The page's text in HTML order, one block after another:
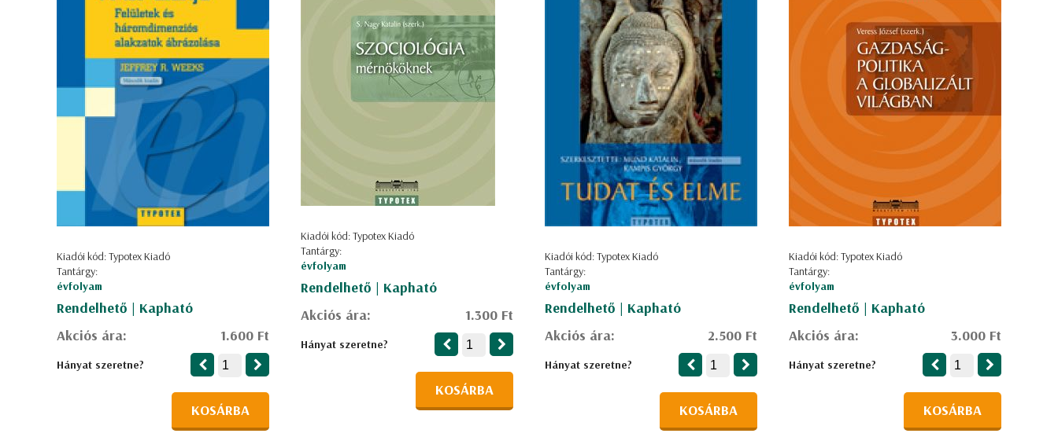
Kiadói kód: Typotex Kiadó
Tantárgy:
évfolyam
Rendelhető | Kapható
Akciós ára:
1.600 Ft
Hányat szeretne?
KOSÁRBA
Kiadói kód: Typotex Kiadó
Tantárgy:
évfolyam
Rendelhető | Kapható
Akciós ára:
1.300 Ft
Hányat szeretne?
KOSÁRBA
Kiadói kód: Typotex Kiadó
Tantárgy:
évfolyam
Rendelhető | Kapható
Akciós ára:
2.500 Ft
Hányat szeretne?
KOSÁRBA
Kiadói kód: Typotex Kiadó
Tantárgy:
évfolyam
Rendelhető | Kapható
Akciós ára:
3.000 Ft
Hányat szeretne?
KOSÁRBA